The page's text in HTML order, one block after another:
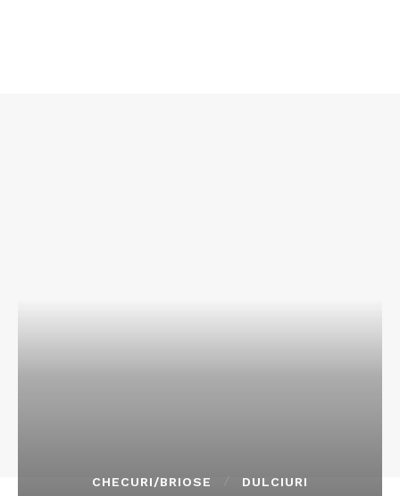
CHECURI/BRIOSE DULCIURI